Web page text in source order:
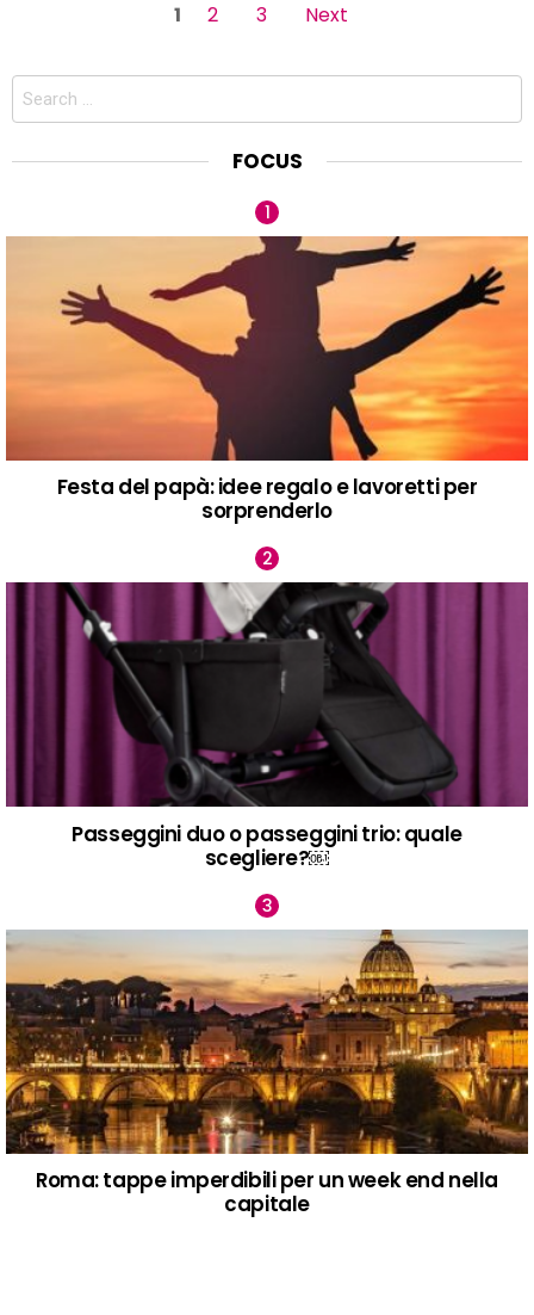
1 2 3 Next
Search
FOCUS
Festa del papà: idee regalo e lavoretti per
sorprenderlo
Passeggini duo o passeggini trio: quale
scegliere?￼
Roma: tappe imperdibili per un week end nella
capitale